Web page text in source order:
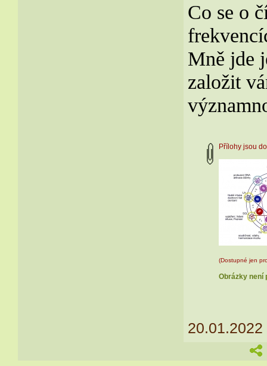
Co se o
Mně jde
založit
Přílohy jsou
(Dostupné jen
Obrázky není